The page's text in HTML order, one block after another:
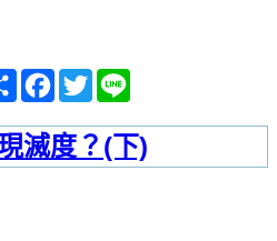
分
享
Facebook
Twitter
滅度？(下)